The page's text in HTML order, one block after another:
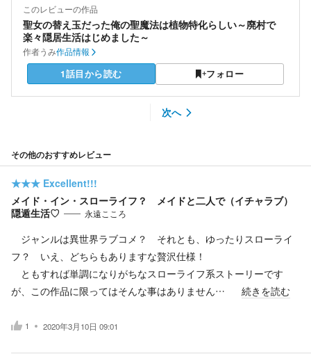
このレビューの作品
聖女の替え玉だった俺の聖魔法は植物特化らしい～廃村で
楽々隠居生活はじめました～
作者うみ作品情報
1話目から読む フォロー
次へ
その他のおすすめレビュー
★★★ Excellent!!!
メイド・イン・スローライフ？ メイドと二人で（イチャラブ）
隠遁生活♡
永遠こころ
ジャンルは異世界ラブコメ？ それとも、ゆったりスローライ
フ？ いえ、どちらもありますな贅沢仕様！
ともすれば単調になりがちなスローライフ系ストーリーです
が、この作品に限ってはそんな事はありません…
続きを読む
1 2020年3月10日 09:01